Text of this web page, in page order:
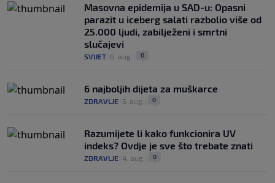
Masovna epidemija u SAD-u: Opasni
parazit u iceberg salati razbolio više od
25.000 ljudi, zabilježeni i smrtni
slučajevi
SVIJET 6. aug. 0
6 najboljih dijeta za muškarce
ZDRAVLJE 5. aug. 0
Razumijete li kako funkcionira UV
indeks? Ovdje je sve što trebate znati
ZDRAVLJE 4. aug. 0